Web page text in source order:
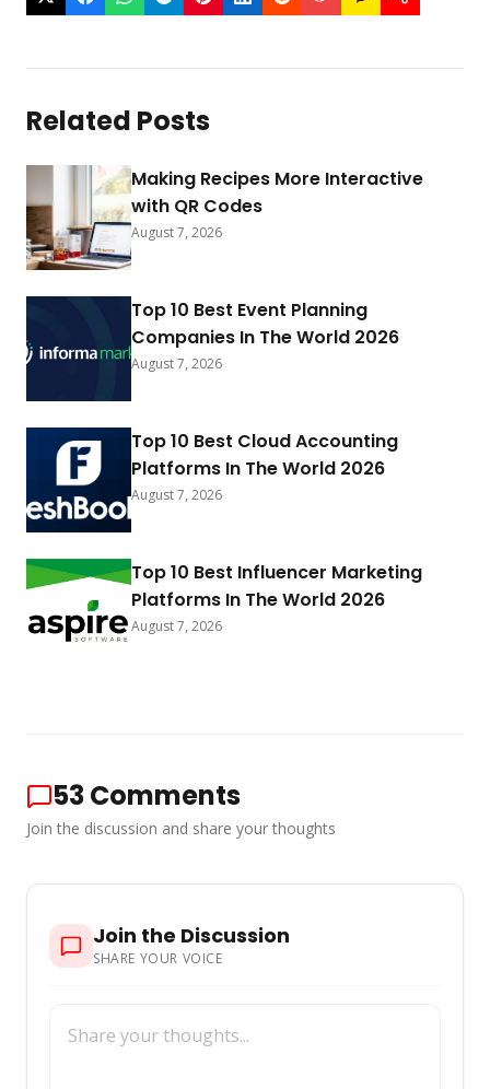
Related Posts
Making Recipes More Interactive
with QR Codes
August 7, 2026
Top 10 Best Event Planning
Companies In The World 2026
August 7, 2026
Top 10 Best Cloud Accounting
Platforms In The World 2026
August 7, 2026
Top 10 Best Influencer Marketing
Platforms In The World 2026
August 7, 2026
53Comments
Join the discussion and share your thoughts
Join the Discussion
SHARE YOUR VOICE